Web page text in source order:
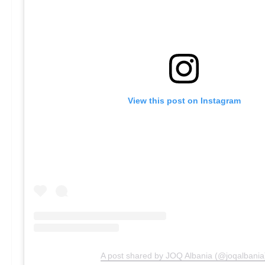
View this post on Instagram
A post shared by JOQ Albania